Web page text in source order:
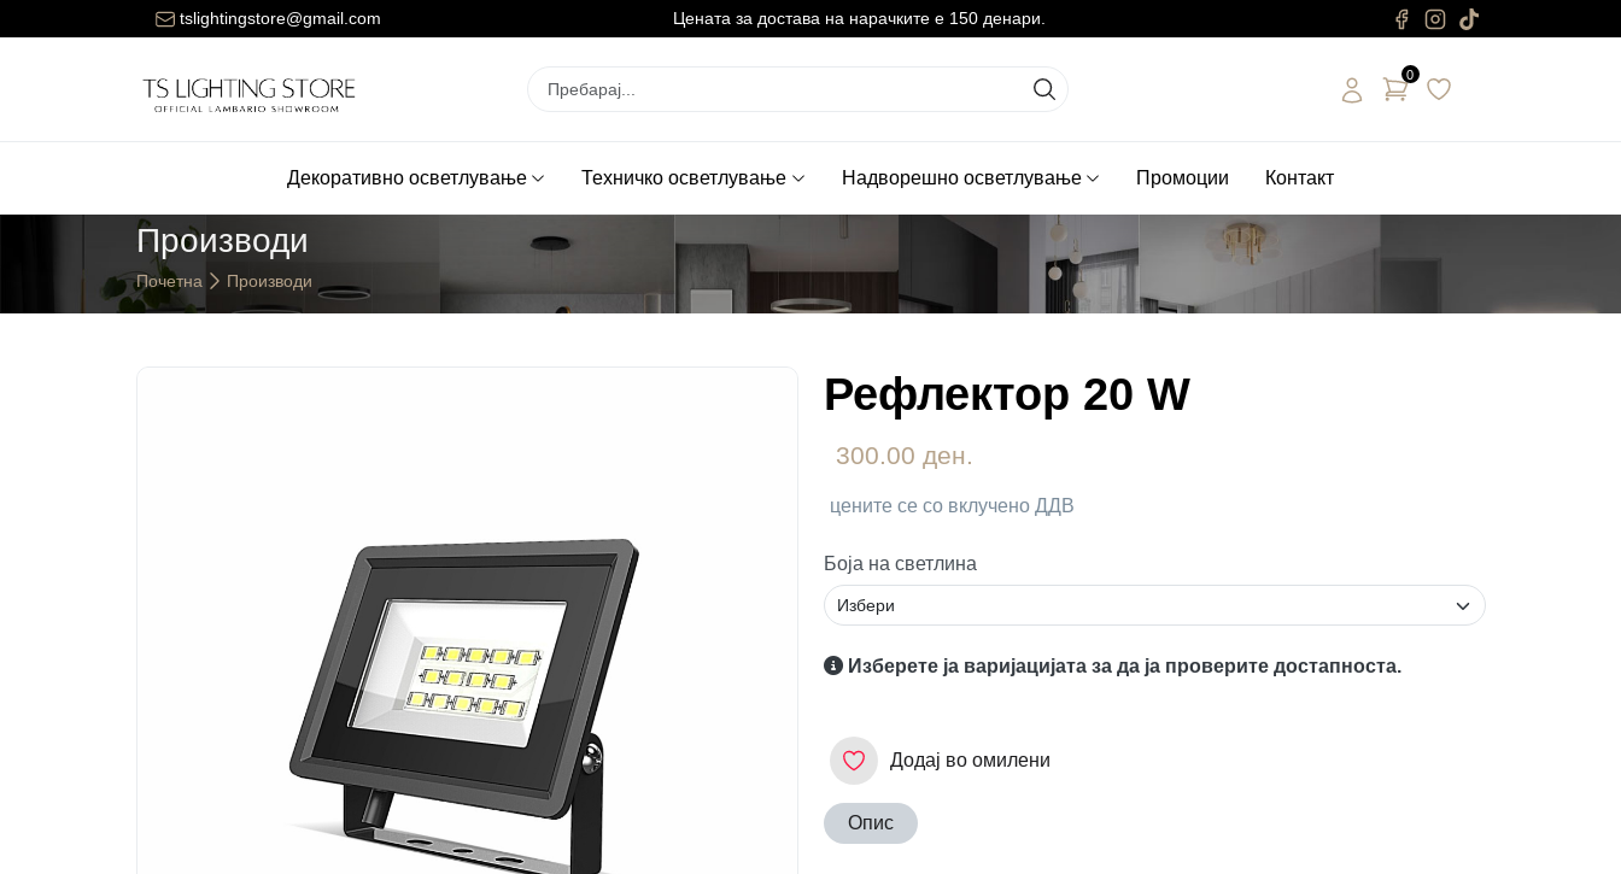
tslightingstore@gmail.com
за достава на нарачките е 150 денари. Цената за достава на нарачките е 150 денари.
0
Декоративно осветлување Техничко осветлување Надворешно осветлување Промоции Контакт
Производи
Почетна Производи
Рефлектор 20 W
300.00 ден.
цените се со вклучено ДДВ
Боја на светлина
Изберете ја варијацијата за да ја проверите достапноста.
Додај во омилени
Опис